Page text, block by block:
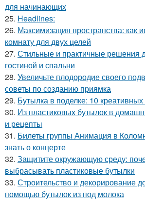
для начинающих
25. Headlines:
26. Максимизация пространства: как
комнату для двух целей
27. Стильные и практичные решения
гостиной и спальни
28. Увеличьте плодородие своего
советы по созданию приямка
29. Бутылка в поделке: 10
30. Из пластиковых бутылок в
и рецепты
31. Билеты группы Анимация в
знать о концерте
32. Защитите окружающую среду:
выбрасывать пластиковые бутылки
33. Строительство и декорирование
помощью бутылок из под молока